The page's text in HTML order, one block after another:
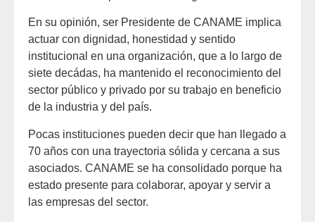
En su opinión, ser Presidente de CANAME implica
actuar con dignidad, honestidad y sentido
institucional en una organización, que a lo largo de
siete decádas, ha mantenido el reconocimiento del
sector público y privado por su trabajo en beneficio
de la industria y del país.
Pocas instituciones pueden decir que han llegado a
70 años con una trayectoria sólida y cercana a sus
asociados. CANAME se ha consolidado porque ha
estado presente para colaborar, apoyar y servir a
las empresas del sector.